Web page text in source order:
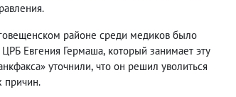
районе среди медиков было
Евгения Гермаша, который занимает эту
уточнили, что он решил уволиться
причин.